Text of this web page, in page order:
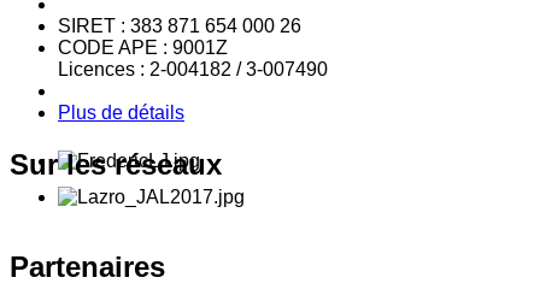
SIRET : 383 871 654 000 26
CODE APE : 9001Z
Licences : 2-004182 / 3-007490
Plus de détails
Surles réseaux
Partenaires